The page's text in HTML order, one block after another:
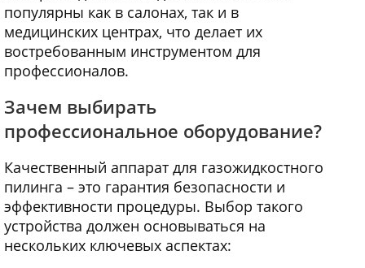
популярны как в салонах, так и в
медицинских центрах, что делает их
востребованным инструментом для
профессионалов.
Зачем выбирать
профессиональное оборудование?
Качественный аппарат для газожидкостного
пилинга – это гарантия безопасности и
эффективности процедуры. Выбор такого
устройства должен основываться на
нескольких ключевых аспектах: